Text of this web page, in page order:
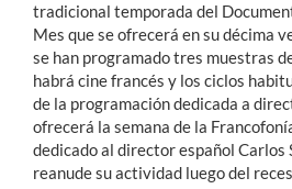
tradicional temporada del
Mes que se ofrecerá en su décima
se han programado tres muestras
habrá cine francés y los ciclos
de la programación dedicada a
ofrecerá la semana de la
dedicado al director español Carlos
reanude su actividad luego del